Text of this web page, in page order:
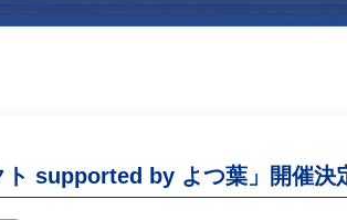
ト supported by よつ葉」開催決